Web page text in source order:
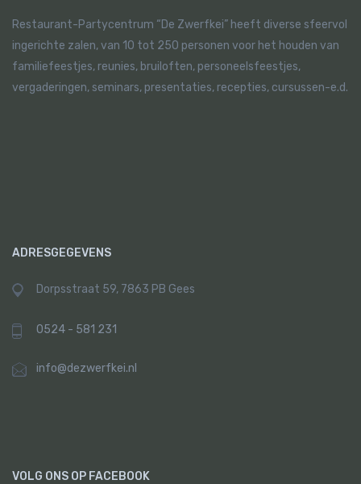
Restaurant-Partycentrum “De Zwerfkei” heeft diverse sfeervol
ingerichte zalen, van 10 tot 250 personen voor het houden van
familiefeestjes, reunies, bruiloften, personeelsfeestjes,
vergaderingen, seminars, presentaties, recepties, cursussen-e.d.
ADRESGEGEVENS
Dorpsstraat 59, 7863 PB Gees
0524 - 581 231
info@dezwerfkei.nl
VOLG ONS OP FACEBOOK